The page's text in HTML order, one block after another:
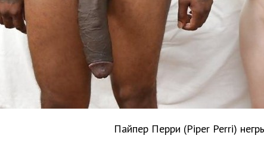
Пайпер Перри (Piper Perri)